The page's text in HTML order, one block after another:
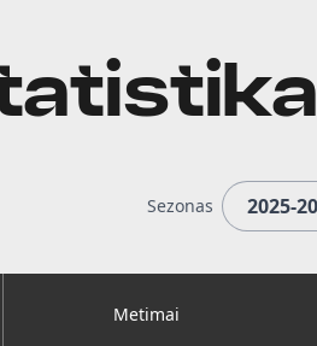
Sezonas
Metimai